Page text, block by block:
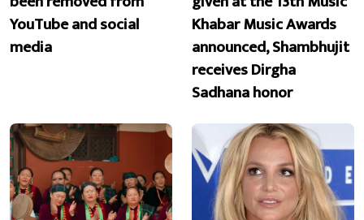
YouTube and social
media
Khabar Music Awards
announced, Shambhujit
receives Dirgha
Sadhana honor